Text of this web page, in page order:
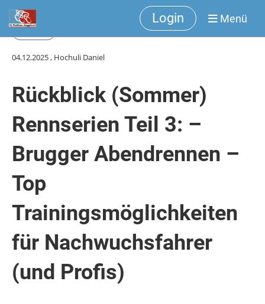
Login Menü
04.12.2025, Hochuli Daniel
Rückblick (Sommer)
Rennserien Teil 3: –
Brugger Abendrennen –
Top
Trainingsmöglichkeiten
für Nachwuchsfahrer
(und Profis)